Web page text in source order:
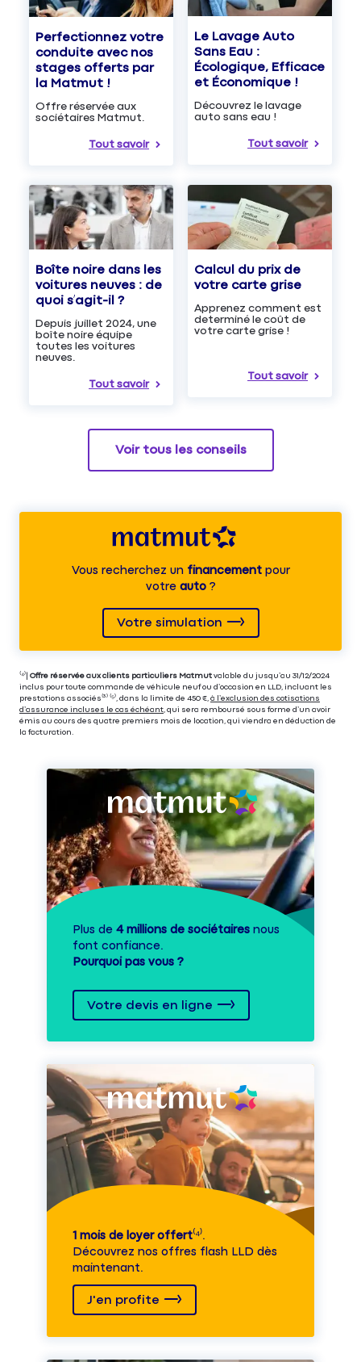
Perfectionnez votre
conduite avec nos
stages offerts par
la Matmut !
Offre réservée aux
sociétaires Matmut.
Tout savoir
Le Lavage Auto
Sans Eau :
Écologique, Efficace
et Économique !
Découvrez le lavage
auto sans eau !
Tout savoir
Boîte noire dans les
voitures neuves : de
quoi s’agit-il ?
Depuis juillet 2024, une
boîte noire équipe
toutes les voitures
neuves.
Tout savoir
Calcul du prix de
votre carte grise
Apprenez comment est
determiné le coût de
votre carte grise !
Tout savoir
Voir tous les conseils
Vous recherchez unfinancementpour
votre auto?
Votre simulation
⁽⁴⁾| Offre réservée aux clients particuliers Matmut valable du jusqu’au 31/12/2024
inclus pour toute commande de véhicule neuf ou d’occasion en LLD, incluant les
prestations associés⁽³⁾ ⁽⁵⁾, dans la limite de 450 €, à l’exclusion des cotisations
d’assurance incluses le cas échéant , qui sera remboursé sous forme d’un avoir
émis au cours des quatre premiers mois de location, qui viendra en déduction de
la facturation.
Plus de 4 millions de sociétaires nous
font confiance.
Pourquoi pas vous ?
Votre devis en ligne
1 mois de loyer offert⁽⁴⁾.
Découvrez nos offres flash LLD dès
maintenant.
J'en profite